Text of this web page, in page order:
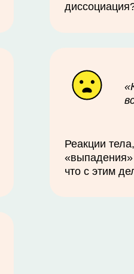
Реакции
«выпадения»
что с этим